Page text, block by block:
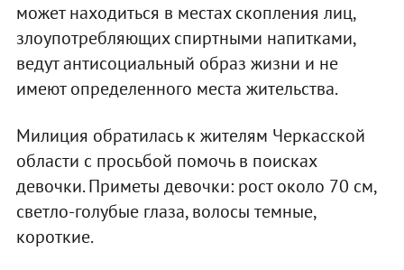
может находиться в местах скопления лиц,
злоупотребляющих спиртными напитками,
ведут антисоциальный образ жизни и не
имеют определенного места жительства.
Милиция обратилась к жителям Черкасской
области с просьбой помочь в поисках
девочки. Приметы девочки: рост около 70 см,
светло-голубые глаза, волосы темные,
короткие.